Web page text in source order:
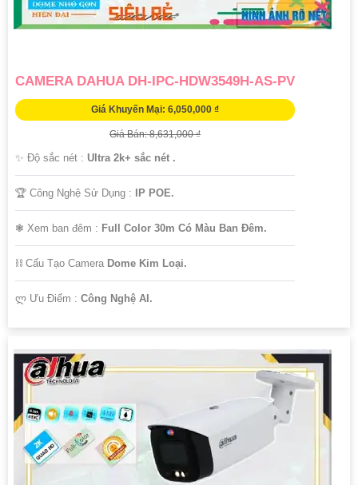
CAMERA DAHUA DH-IPC-HDW3549H-AS-PV
Giá Khuyến Mại: 6,050,000 ₫
Giá Bán: 8,631,000 ₫
✨ Độ sắc nét : Ultra 2k+ sắc nét .
🏆 Công Nghệ Sử Dụng : IP POE.
❃ Xem ban đêm : Full Color 30m Có Màu Ban Đêm.
⛓ Cấu Tạo Camera Dome Kim Loại.
️ლ Ưu Điểm : Công Nghệ AI.